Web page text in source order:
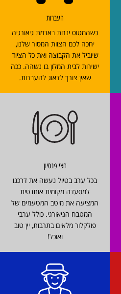
העברות
כשהמטוס ינחת באדמת גיאורגיה
יחכה לכם הצוות המסור שלנו,
שיוביל את הקבוצה ואת כל הציוד
ישירות לבית המלון בו נשהה. ככה
שאין צורך לדאוג להעברות.
חצי פנסיון
בכל ערב בטיול נעשה את דרכנו
למסעדה מקומית אותנטית
המציעה את מיטב המטעמים של
המטבח הגיאורגי. כולל ערבי
פולקלור מלאים בתרבות, יין טוב
ואוכל!